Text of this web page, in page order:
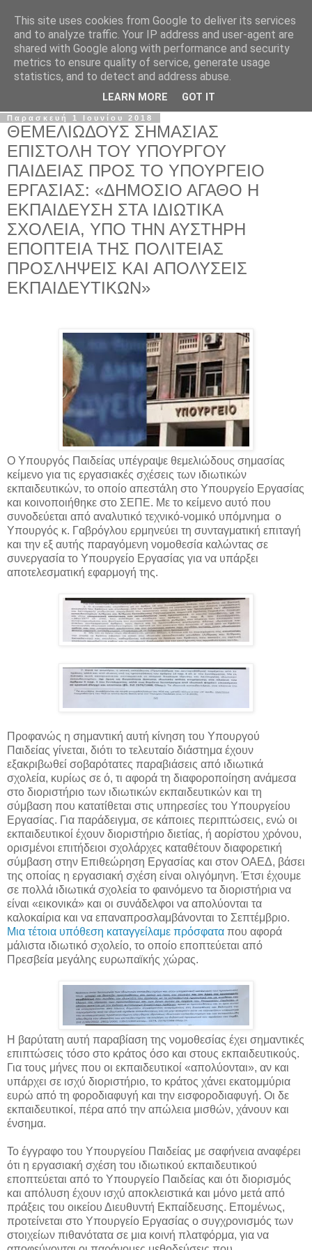
Σ.Ι.Ε.Λ.Β.Ε.
Ο επίσημος ιστότοπος του Συλλόγου Ιδιωτικών
Εκπαιδευτικών Λειτουργών Βόρειας Ελλάδας
Παρασκευή 1 Ιουνίου 2018
ΘΕΜΕΛΙΩΔΟΥΣ ΣΗΜΑΣΙΑΣ
ΕΠΙΣΤΟΛΗ ΤΟΥ ΥΠΟΥΡΓΟΥ
ΠΑΙΔΕΙΑΣ ΠΡΟΣ ΤΟ ΥΠΟΥΡΓΕΙΟ
ΕΡΓΑΣΙΑΣ: «ΔΗΜΟΣΙΟ ΑΓΑΘΟ Η
ΕΚΠΑΙΔΕΥΣΗ ΣΤΑ ΙΔΙΩΤΙΚΑ
ΣΧΟΛΕΙΑ, ΥΠΟ ΤΗΝ ΑΥΣΤΗΡΗ
ΕΠΟΠΤΕΙΑ ΤΗΣ ΠΟΛΙΤΕΙΑΣ
ΠΡΟΣΛΗΨΕΙΣ ΚΑΙ ΑΠΟΛΥΣΕΙΣ
ΕΚΠΑΙΔΕΥΤΙΚΩΝ»
Ο Υπουργός Παιδείας υπέγραψε θεμελιώδους σημασίας
κείμενο για τις εργασιακές σχέσεις των ιδιωτικών
εκπαιδευτικών, το οποίο απεστάλη στο Υπουργείο Εργασίας
και κοινοποιήθηκε στο ΣΕΠΕ. Με το κείμενο αυτό που
συνοδεύεται από αναλυτικό τεχνικό-νομικό υπόμνημα ο
Υπουργός κ. Γαβρόγλου ερμηνεύει τη συνταγματική επιταγή
και την εξ αυτής παραγόμενη νομοθεσία καλώντας σε
συνεργασία το Υπουργείο Εργασίας για να υπάρξει
αποτελεσματική εφαρμογή της.
Προφανώς η σημαντική αυτή κίνηση του Υπουργού
Παιδείας γίνεται, διότι το τελευταίο διάστημα έχουν
εξακριβωθεί σοβαρότατες παραβιάσεις από ιδιωτικά
σχολεία, κυρίως σε ό, τι αφορά τη διαφοροποίηση ανάμεσα
στο διοριστήριο των ιδιωτικών εκπαιδευτικών και τη
σύμβαση που κατατίθεται στις υπηρεσίες του Υπουργείου
Εργασίας. Για παράδειγμα, σε κάποιες περιπτώσεις, ενώ οι
εκπαιδευτικοί έχουν διοριστήριο διετίας, ή αορίστου χρόνου,
ορισμένοι επιτήδειοι σχολάρχες καταθέτουν διαφορετική
σύμβαση στην Επιθεώρηση Εργασίας και στον ΟΑΕΔ, βάσει
της οποίας η εργασιακή σχέση είναι ολιγόμηνη. Έτσι έχουμε
σε πολλά ιδιωτικά σχολεία το φαινόμενο τα διοριστήρια να
είναι «εικονικά» και οι συνάδελφοι να απολύονται τα
καλοκαίρια και να επαναπροσλαμβάνονται το Σεπτέμβριο.
Μια τέτοια υπόθεση καταγγείλαμε πρόσφατα που αφορά
μάλιστα ιδιωτικό σχολείο, το οποίο εποπτεύεται από
Πρεσβεία μεγάλης ευρωπαϊκής χώρας.
Η βαρύτατη αυτή παραβίαση της νομοθεσίας έχει σημαντικές
επιπτώσεις τόσο στο κράτος όσο και στους εκπαιδευτικούς.
Για τους μήνες που οι εκπαιδευτικοί «απολύονται», αν και
υπάρχει σε ισχύ διοριστήριο, το κράτος χάνει εκατομμύρια
ευρώ από τη φοροδιαφυγή και την εισφοροδιαφυγή. Οι δε
εκπαιδευτικοί, πέρα από την απώλεια μισθών, χάνουν και
ένσημα.
Το έγγραφο του Υπουργείου Παιδείας με σαφήνεια αναφέρει
ότι η εργασιακή σχέση του ιδιωτικού εκπαιδευτικού
εποπτεύεται από το Υπουργείο Παιδείας και ότι διορισμός
και απόλυση έχουν ισχύ αποκλειστικά και μόνο μετά από
πράξεις του οικείου Διευθυντή Εκπαίδευσης. Επομένως,
προτείνεται στο Υπουργείο Εργασίας ο συγχρονισμός των
στοιχείων πιθανότατα σε μια κοινή πλατφόρμα, για να
This site uses cookies from Google to deliver its services
and to analyze traffic. Your IP address and user-agent are
shared with Google along with performance and security
metrics to ensure quality of service, generate usage
statistics, and to detect and address abuse.
LEARN MORE GOT IT